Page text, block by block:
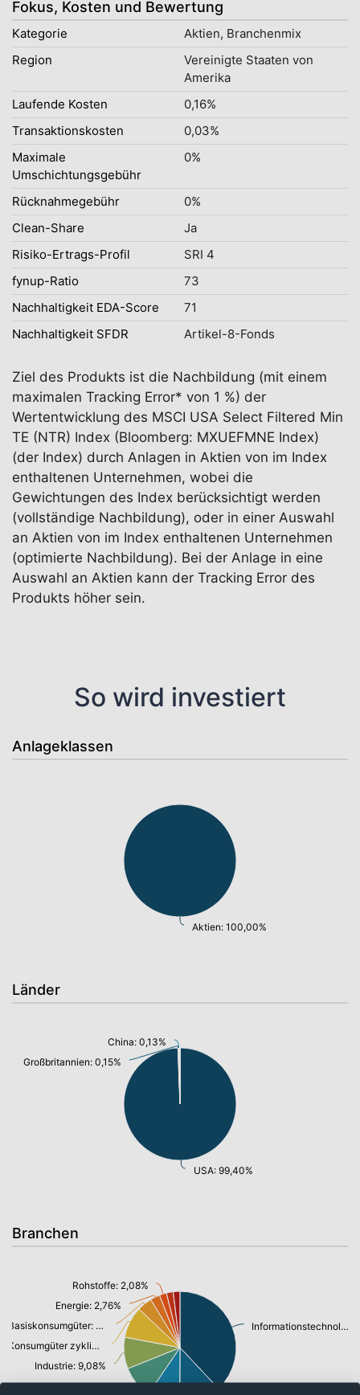
Fokus, Kosten und Bewertung
Kategorie
Aktien, Branchenmix
Region
Vereinigte Staaten von
Amerika
Laufende Kosten
0,16%
Transaktionskosten
0,03%
Maximale
Umschichtungsgebühr
0%
Rücknahmegebühr
0%
Clean-Share
Ja
Risiko-Ertrags-Profil
SRI 4
fynup-Ratio
73
Nachhaltigkeit EDA-Score
71
Nachhaltigkeit SFDR
Artikel-8-Fonds
Ziel des Produkts ist die Nachbildung (mit einem
maximalen Tracking Error* von 1 %) der
Wertentwicklung des MSCI USA Select Filtered Min
TE (NTR) Index (Bloomberg: MXUEFMNE Index)
(der Index) durch Anlagen in Aktien von im Index
enthaltenen Unternehmen, wobei die
Gewichtungen des Index berücksichtigt werden
(vollständige Nachbildung), oder in einer Auswahl
an Aktien von im Index enthaltenen Unternehmen
(optimierte Nachbildung). Bei der Anlage in eine
Auswahl an Aktien kann der Tracking Error des
Produkts höher sein.
So wird investiert
Anlageklassen
Aktien: 100,00%
Länder
USA: 99,40%
Großbritannien: 0,15%
China: 0,13%
Branchen
Informationstechnologie: 38,02%
Industrie: 9,08%
Konsumgüter zyklisch: 9,03%
Basiskonsumgüter: 4,29%
Energie: 2,76%
Rohstoffe: 2,08%